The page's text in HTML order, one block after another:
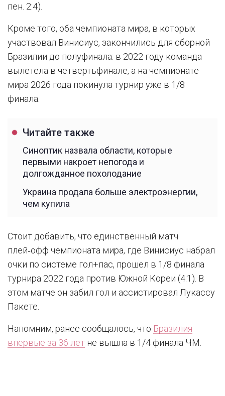
пен. 2:4).
Кроме того, оба чемпионата мира, в которых
участвовал Винисиус, закончились для сборной
Бразилии до полуфинала: в 2022 году команда
вылетела в четвертьфинале, а на чемпионате
мира 2026 года покинула турнир уже в 1/8
финала.
Читайте также
Синоптик назвала области, которые
первыми накроет непогода и
долгожданное похолодание
Украина продала больше электроэнергии,
чем купила
Стоит добавить, что единственный матч
плей‑офф чемпионата мира, где Винисиус набрал
очки по системе гол+пас, прошел в 1/8 финала
турнира 2022 года против Южной Кореи (4:1). В
этом матче он забил гол и ассистировал Лукассу
Пакете.
Напомним, ранее сообщалось, что Бразилия
впервые за 36 лет не вышла в 1/4 финала ЧМ.